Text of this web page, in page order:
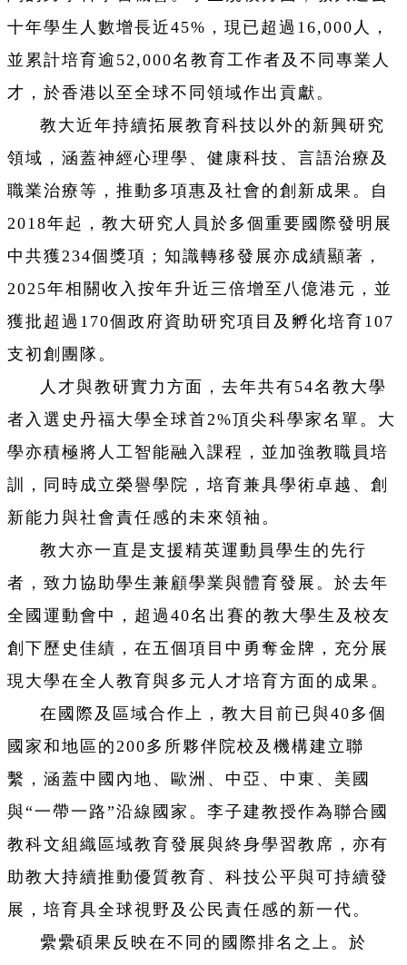
十年學生人數增長近45%，現已超過16,000人，
並累計培育逾52,000名教育工作者及不同專業人
才，於香港以至全球不同領域作出貢獻。
教大近年持續拓展教育科技以外的新興研究
領域，涵蓋神經心理學、健康科技、言語治療及
職業治療等，推動多項惠及社會的創新成果。自
2018年起，教大研究人員於多個重要國際發明展
中共獲234個獎項；知識轉移發展亦成績顯著，
2025年相關收入按年升近三倍增至八億港元，並
獲批超過170個政府資助研究項目及孵化培育107
支初創團隊。
人才與教研實力方面，去年共有54名教大學
者入選史丹福大學全球首2%頂尖科學家名單。大
學亦積極將人工智能融入課程，並加強教職員培
訓，同時成立榮譽學院，培育兼具學術卓越、創
新能力與社會責任感的未來領袖。
教大亦一直是支援精英運動員學生的先行
者，致力協助學生兼顧學業與體育發展。於去年
全國運動會中，超過40名出賽的教大學生及校友
創下歷史佳績，在五個項目中勇奪金牌，充分展
現大學在全人教育與多元人才培育方面的成果。
在國際及區域合作上，教大目前已與40多個
國家和地區的200多所夥伴院校及機構建立聯
繫，涵蓋中國內地、歐洲、中亞、中東、美國
與“一帶一路”沿線國家。李子建教授作為聯合國
教科文組織區域教育發展與終身學習教席，亦有
助教大持續推動優質教育、科技公平與可持續發
展，培育具全球視野及公民責任感的新一代。
纍纍碩果反映在不同的國際排名之上。於